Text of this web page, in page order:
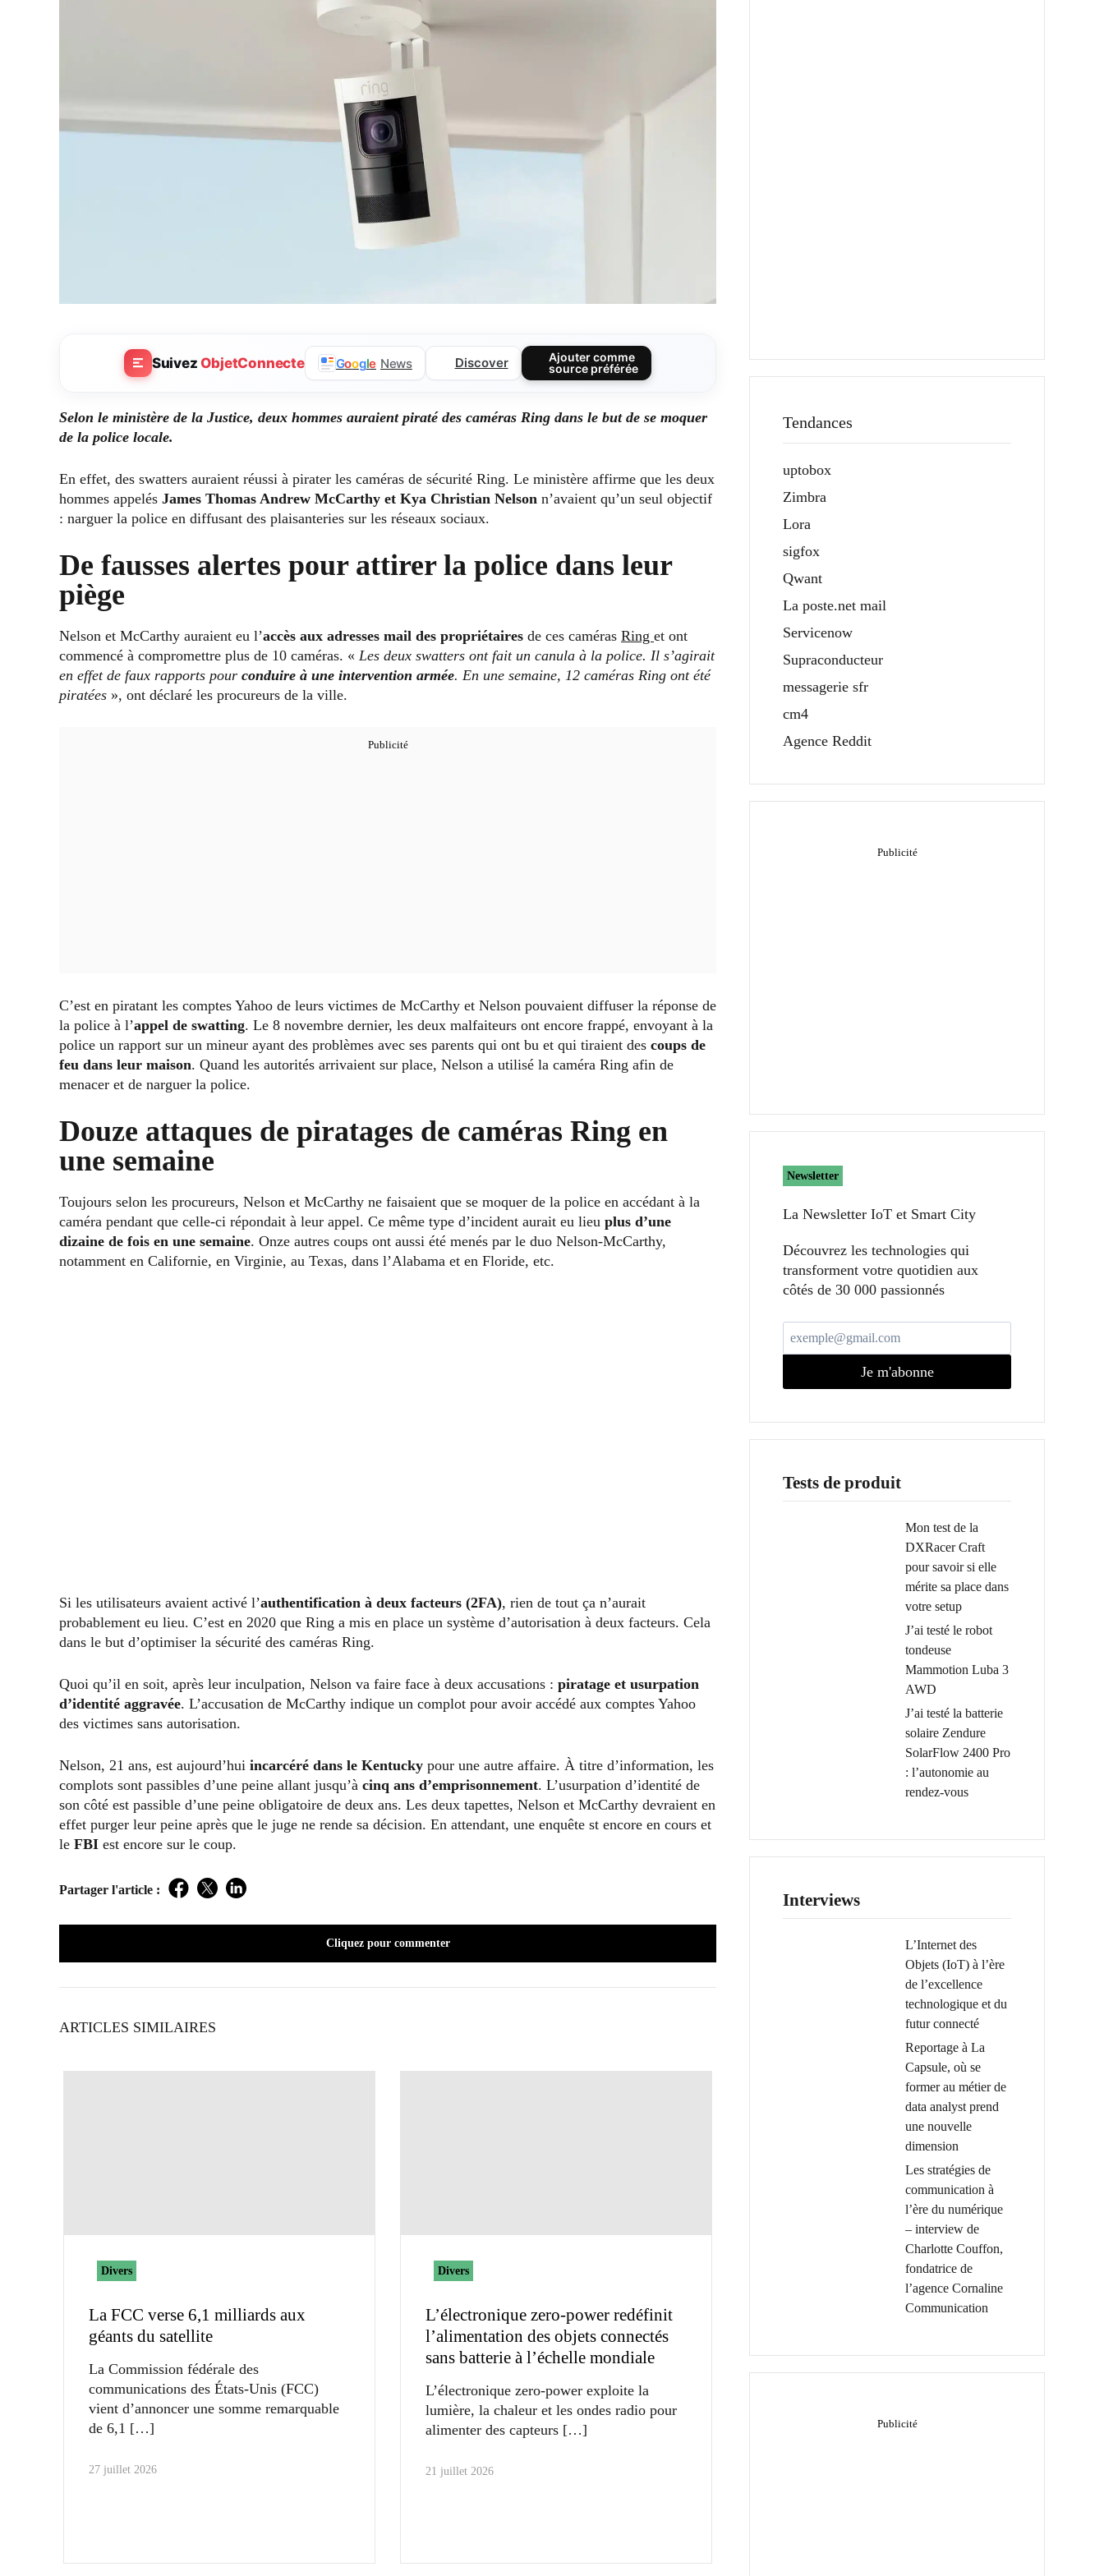
SuivezObjetConnecte Google News Discover
Ajouter comme
source préférée
Selon le ministère de la Justice, deux hommes auraient piraté des caméras Ring dans le but de se moquer
de la police locale.
En effet, des swatters auraient réussi à pirater les caméras de sécurité Ring. Le ministère affirme que les deux
hommes appelés James Thomas Andrew McCarthy et Kya Christian Nelson n’avaient qu’un seul objectif
: narguer la police en diffusant des plaisanteries sur les réseaux sociaux.
De fausses alertes pour attirer la police dans leur
piège
Nelson et McCarthy auraient eu l’accès aux adresses mail des propriétaires de ces caméras Ring et ont
commencé à compromettre plus de 10 caméras. « Les deux swatters ont fait un canula à la police. Il s’agirait
en effet de faux rapports pour conduire à une intervention armée. En une semaine, 12 caméras Ring ont été
piratées », ont déclaré les procureurs de la ville.
C’est en piratant les comptes Yahoo de leurs victimes de McCarthy et Nelson pouvaient diffuser la réponse de
la police à l’appel de swatting. Le 8 novembre dernier, les deux malfaiteurs ont encore frappé, envoyant à la
police un rapport sur un mineur ayant des problèmes avec ses parents qui ont bu et qui tiraient des coups de
feu dans leur maison. Quand les autorités arrivaient sur place, Nelson a utilisé la caméra Ring afin de
menacer et de narguer la police.
Douze attaques de piratages de caméras Ring en
une semaine
Toujours selon les procureurs, Nelson et McCarthy ne faisaient que se moquer de la police en accédant à la
caméra pendant que celle-ci répondait à leur appel. Ce même type d’incident aurait eu lieu plus d’une
dizaine de fois en une semaine. Onze autres coups ont aussi été menés par le duo Nelson-McCarthy,
notamment en Californie, en Virginie, au Texas, dans l’Alabama et en Floride, etc.
Si les utilisateurs avaient activé l’authentification à deux facteurs (2FA), rien de tout ça n’aurait
probablement eu lieu. C’est en 2020 que Ring a mis en place un système d’autorisation à deux facteurs. Cela
dans le but d’optimiser la sécurité des caméras Ring.
Quoi qu’il en soit, après leur inculpation, Nelson va faire face à deux accusations : piratage et usurpation
d’identité aggravée. L’accusation de McCarthy indique un complot pour avoir accédé aux comptes Yahoo
des victimes sans autorisation.
Nelson, 21 ans, est aujourd’hui incarcéré dans le Kentucky pour une autre affaire. À titre d’information, les
complots sont passibles d’une peine allant jusqu’à cinq ans d’emprisonnement. L’usurpation d’identité de
son côté est passible d’une peine obligatoire de deux ans. Les deux tapettes, Nelson et McCarthy devraient en
effet purger leur peine après que le juge ne rende sa décision. En attendant, une enquête st encore en cours et
le FBI est encore sur le coup.
Partager l'article : Facebook
TwitterLinkedIn
Cliquez pour commenter
ARTICLES SIMILAIRES
Divers
La FCC verse 6,1 milliards aux
géants du satellite
La Commission fédérale des
communications des États-Unis (FCC)
vient d’annoncer une somme remarquable
de 6,1
27 juillet 2026
Divers
L’électronique zero-power redéfinit
l’alimentation des objets connectés
sans batterie à l’échelle mondiale
L’électronique zero-power exploite la
lumière, la chaleur et les ondes radio pour
alimenter des capteurs
21 juillet 2026
Tendances
uptobox
Zimbra
Lora
sigfox
Qwant
La poste.net mail
Servicenow
Supraconducteur
messagerie sfr
cm4
Agence Reddit
Newsletter
La Newsletter IoT et Smart City​
Découvrez les technologies qui
transforment votre quotidien aux
côtés de 30 000 passionnés
Je m'abonne
Tests de produit
Mon test de la
DXRacer Craft
pour savoir si elle
mérite sa place dans
votre setup
J’ai testé le robot
tondeuse
Mammotion Luba 3
AWD
J’ai testé la batterie
solaire Zendure
SolarFlow 2400 Pro
: l’autonomie au
rendez-vous
Interviews
L’Internet des
Objets (IoT) à l’ère
de l’excellence
technologique et du
futur connecté
Reportage à La
Capsule, où se
former au métier de
data analyst prend
une nouvelle
dimension
Les stratégies de
communication à
l’ère du numérique
– interview de
Charlotte Couffon,
fondatrice de
l’agence Cornaline
Communication